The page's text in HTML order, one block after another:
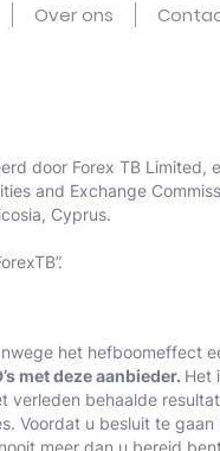
Over ons
door Forex TB Limited,
and Exchange
Cyprus.
het hefboomeffect
met deze aanbieder. Het
behaalde
Voordat u besluit te
meer dan u bereid